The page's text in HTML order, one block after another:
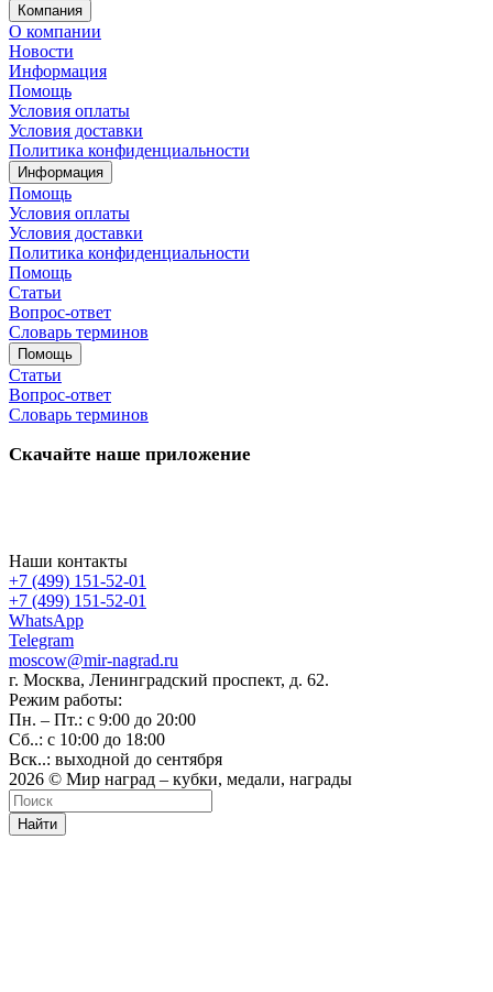
Компания
О компании
Новости
Информация
Помощь
Условия оплаты
Условия доставки
Политика конфиденциальности
Информация
Помощь
Условия оплаты
Условия доставки
Политика конфиденциальности
Помощь
Статьи
Вопрос-ответ
Словарь терминов
Помощь
Статьи
Вопрос-ответ
Словарь терминов
Скачайте наше приложение
Наши контакты
+7 (499) 151-52-01
+7 (499) 151-52-01
WhatsApp
Telegram
moscow@mir-nagrad.ru
г. Москва, Ленинградский проспект, д. 62.
Режим работы:
Пн. – Пт.: с 9:00 до 20:00
Сб..: с 10:00 до 18:00
Вск..: выходной до сентября
2026 © Мир наград – кубки, медали, награды
Найти